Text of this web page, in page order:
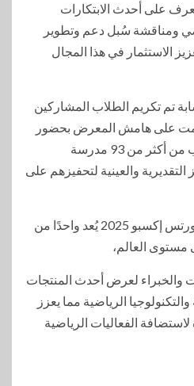
على أحدث الابتكارات
ومناقشة سُبل دعم وتطوير
الاستثمار في هذا المجال
تم تكريم الطلاب المشاركين
على هامش المعرض بحضور
أكثر من 2000 طالب وطالب من أكثر من 93 مدرسة
والعينية لتحفيزهم على
الجدير بالذكر أن معرض سبورتس إكسبو 2025 يُعد واحدًا من
مستوى العالم،
والخبراء لعرض أحدث المنتجات
الرياضية مما يعزز
الفعاليات الرياضية